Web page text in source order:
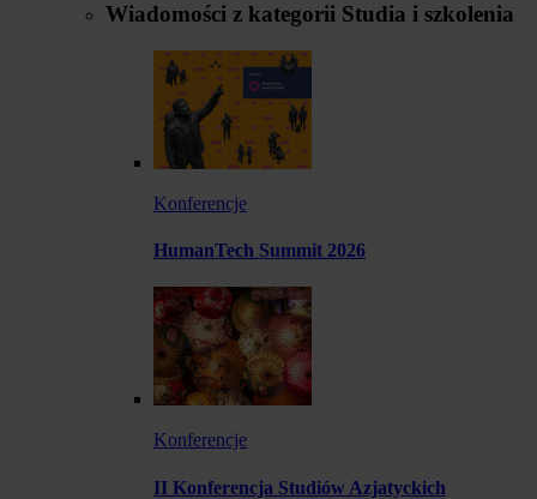
Wiadomości z kategorii Studia i szkolenia
Konferencje
HumanTech Summit 2026
Konferencje
II Konferencja Studiów Azjatyckich